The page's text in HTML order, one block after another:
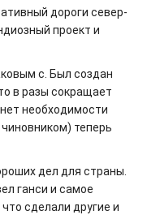
дороги север-
проект и
с. Был создан
в разы сокращает
необходимости
теперь
дел для страны.
ганси и самое
сделали другие и